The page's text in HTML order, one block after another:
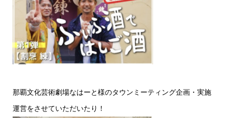
那覇文化芸術劇場なはーと様のタウンミーティング企画・実施
運営をさせていただいたり！